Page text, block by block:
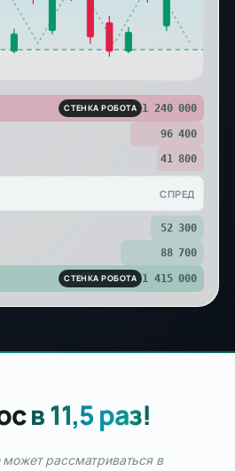
СТЕНКА РОБОТА 1 240 000
96 400
41 800
СПРЕД
52 300
88 700
СТЕНКА РОБОТА 1 415 000
в 11,5 раз!
рассматриваться в